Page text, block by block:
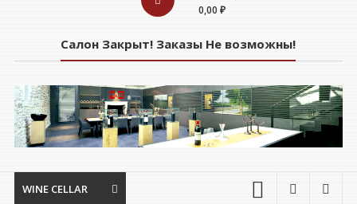
дегустации
0,00 ₽
Салон Закрыт! Заказы Не возможны!
WINE CELLAR